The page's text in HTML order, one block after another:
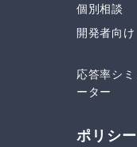
個別相談
開発者向け
応答率シミ
ーター
ポリシー